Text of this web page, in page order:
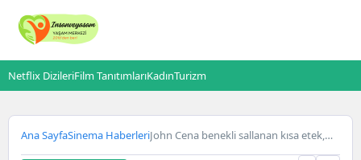
Netflix DizileriFilm TanıtımlarıKadınTurizm
Ana SayfaSinema HaberleriJohn Cena benekli sallanan kısa etek,